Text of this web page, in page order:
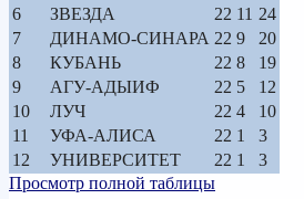
6
ЗВЕЗДА 22 11 24
7
ДИНАМО-СИНАРА 22 9
20
8
КУБАНЬ 22 8
19
9
АГУ-АДЫИФ 22 5
12
10
ЛУЧ 22 4
10
11
УФА-АЛИСА 22 1
3
12
УНИВЕРСИТЕТ 22 1
3
Просмотр полной таблицы